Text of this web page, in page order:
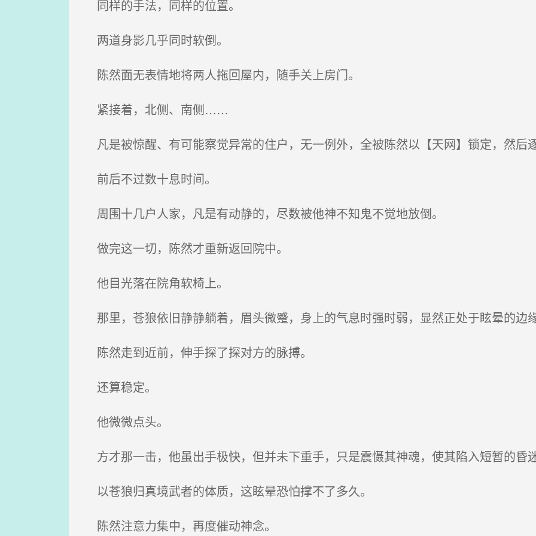
同样的手法，同样的位置。
两道身影几乎同时软倒。
陈然面无表情地将两人拖回屋内，随手关上房门。
紧接着，北侧、南侧……
凡是被惊醒、有可能察觉异常的住户，无一例外，全被陈然以【天网】锁定，然后
前后不过数十息时间。
周围十几户人家，凡是有动静的，尽数被他神不知鬼不觉地放倒。
做完这一切，陈然才重新返回院中。
他目光落在院角软椅上。
那里，苍狼依旧静静躺着，眉头微蹙，身上的气息时强时弱，显然正处于眩晕的边
陈然走到近前，伸手探了探对方的脉搏。
还算稳定。
他微微点头。
方才那一击，他虽出手极快，但并未下重手，只是震慑其神魂，使其陷入短暂的昏迷
以苍狼归真境武者的体质，这眩晕恐怕撑不了多久。
陈然注意力集中，再度催动神念。